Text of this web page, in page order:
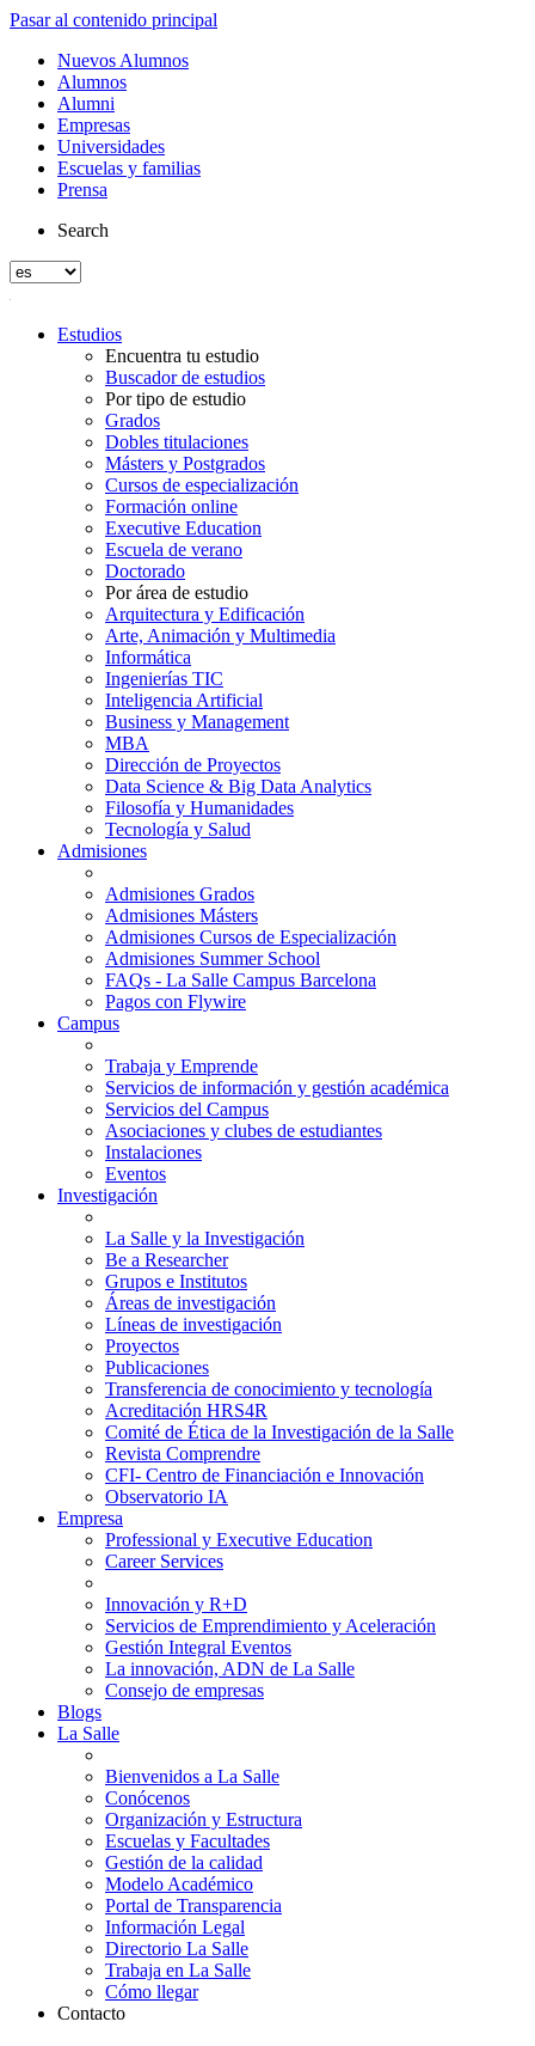
Pasar al contenido principal
Nuevos Alumnos
Alumnos
Alumni
Empresas
Universidades
Escuelas y familias
Prensa
Search
Estudios
Encuentra tu estudio
Buscador de estudios
Por tipo de estudio
Grados
Dobles titulaciones
Másters y Postgrados
Cursos de especialización
Formación online
Executive Education
Escuela de verano
Doctorado
Por área de estudio
Arquitectura y Edificación
Arte, Animación y Multimedia
Informática
Ingenierías TIC
Inteligencia Artificial
Business y Management
MBA
Dirección de Proyectos
Data Science & Big Data Analytics
Filosofía y Humanidades
Tecnología y Salud
Admisiones
Admisiones Grados
Admisiones Másters
Admisiones Cursos de Especialización
Admisiones Summer School
FAQs - La Salle Campus Barcelona
Pagos con Flywire
Campus
Trabaja y Emprende
Servicios de información y gestión académica
Servicios del Campus
Asociaciones y clubes de estudiantes
Instalaciones
Eventos
Investigación
La Salle y la Investigación
Be a Researcher
Grupos e Institutos
Áreas de investigación
Líneas de investigación
Proyectos
Publicaciones
Transferencia de conocimiento y tecnología
Acreditación HRS4R
Comité de Ética de la Investigación de la Salle
Revista Comprendre
CFI- Centro de Financiación e Innovación
Observatorio IA
Empresa
Professional y Executive Education
Career Services
Innovación y R+D
Servicios de Emprendimiento y Aceleración
Gestión Integral Eventos
La innovación, ADN de La Salle
Consejo de empresas
Blogs
La Salle
Bienvenidos a La Salle
Conócenos
Organización y Estructura
Escuelas y Facultades
Gestión de la calidad
Modelo Académico
Portal de Transparencia
Información Legal
Directorio La Salle
Trabaja en La Salle
Cómo llegar
Contacto